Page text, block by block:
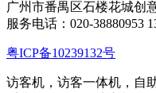
广州市番禺区石楼花城创
服务电话：020-38880953
粤ICP备10239132号
访客机，访客一体机，自